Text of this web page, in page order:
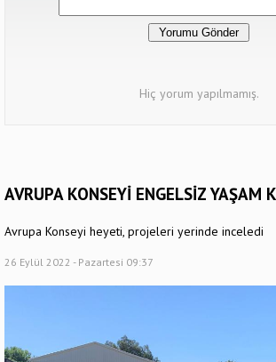
Hiç yorum yapılmamış.
AVRUPA KONSEYİ ENGELSİZ YAŞAM
Avrupa Konseyi heyeti, projeleri yerinde inceledi
26 Eylül 2022 - Pazartesi 09:37